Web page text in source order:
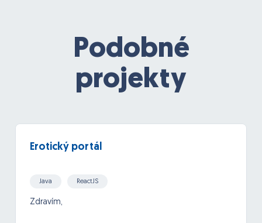
Podobné
projekty
Erotický portál
Java ReactJS
Zdravím,